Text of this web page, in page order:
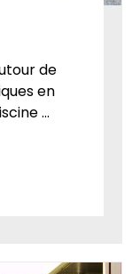
de
en
...